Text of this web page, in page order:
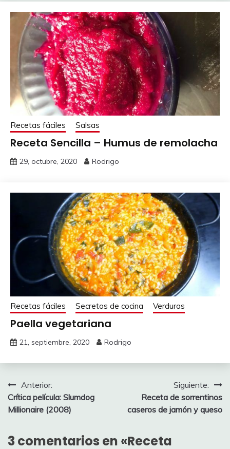
Recetas fáciles Salsas
Receta Sencilla – Humus de remolacha
29, octubre, 2020 Rodrigo
Recetas fáciles Secretos de cocina Verduras
Paella vegetariana
21, septiembre, 2020 Rodrigo
Navegación
de
Anterior:
Crítica película: Slumdog
Millionaire (2008)
Siguiente:
Receta de sorrentinos
caseros de jamón y queso
3 comentarios en «Receta